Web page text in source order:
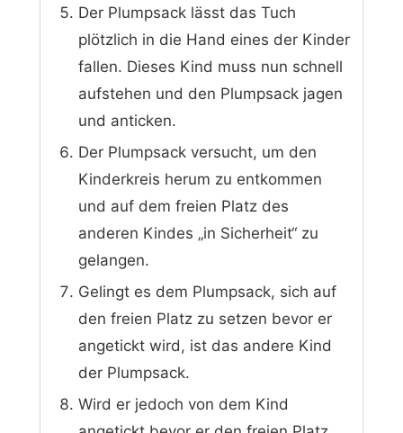
Der Plumpsack lässt das Tuch
plötzlich in die Hand eines der Kinder
fallen. Dieses Kind muss nun schnell
aufstehen und den Plumpsack jagen
und anticken.
Der Plumpsack versucht, um den
Kinderkreis herum zu entkommen
und auf dem freien Platz des
anderen Kindes „in Sicherheit“ zu
gelangen.
Gelingt es dem Plumpsack, sich auf
den freien Platz zu setzen bevor er
angetickt wird, ist das andere Kind
der Plumpsack.
Wird er jedoch von dem Kind